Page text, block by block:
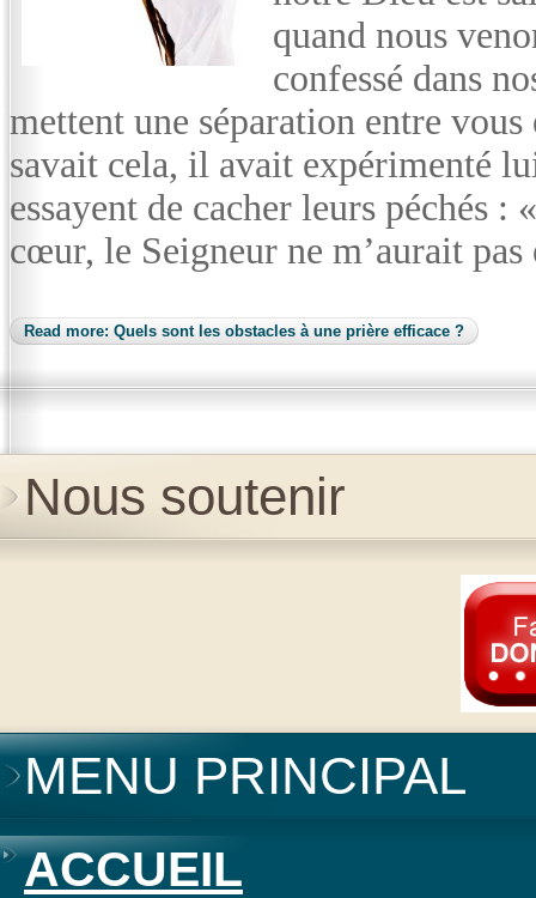
quand nous
confessé dans
mettent une séparation entre
savait cela, il avait expérimenté
essayent de cacher leurs péchés
cœur, le Seigneur ne m’aurait
Read more: Quels sont les obstacles à une prière efficace ?
Nous soutenir
MENU PRINCIPAL
ACCUEIL